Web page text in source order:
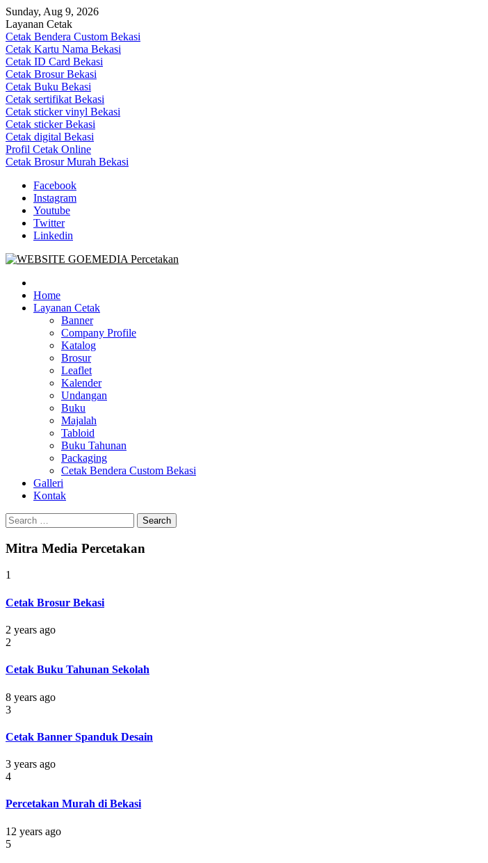
Skip
to
content
Sunday, Aug 9, 2026
Layanan Cetak
Cetak Bendera Custom Bekasi
Cetak Kartu Nama Bekasi
Cetak ID Card Bekasi
Cetak Brosur Bekasi
Cetak Buku Bekasi
Cetak sertifikat Bekasi
Cetak sticker vinyl Bekasi
Cetak sticker Bekasi
Cetak digital Bekasi
Profil Cetak Online
Cetak Brosur Murah Bekasi
Facebook
Instagram
Youtube
Twitter
Linkedin
Goe Media Percetakan | 0822-4439-5599 (Call/WA)
0822-4439-5599 (Call/WA) Percetakan jasa cetak banner buku yasin invoice kartu nama label map nota
Home
Layanan Cetak
Banner
Company Profile
Katalog
Brosur
Leaflet
Kalender
Undangan
Buku
Majalah
Tabloid
Buku Tahunan
Packaging
Cetak Bendera Custom Bekasi
Galleri
Kontak
Search
for:
Mitra Media Percetakan
1
Cetak Brosur Bekasi
2 years ago
2
Cetak Buku Tahunan Sekolah
8 years ago
3
Cetak Banner Spanduk Desain
3 years ago
4
Percetakan Murah di Bekasi
12 years ago
5